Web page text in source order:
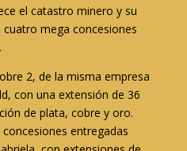
el catastro minero y su
mega concesiones
2, de la misma empresa
con una extensión de 36
de plata, cobre y oro.
entregadas